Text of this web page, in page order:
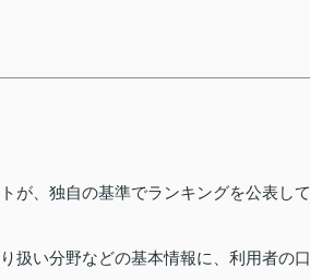
が、独自の基準でランキングを公表して
扱い分野などの基本情報に、利用者の口